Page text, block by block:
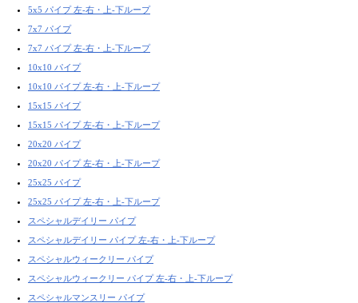
5x5 パイプ 左-右・上-下ループ
7x7 パイプ
7x7 パイプ 左-右・上-下ループ
10x10 パイプ
10x10 パイプ 左-右・上-下ループ
15x15 パイプ
15x15 パイプ 左-右・上-下ループ
20x20 パイプ
20x20 パイプ 左-右・上-下ループ
25x25 パイプ
25x25 パイプ 左-右・上-下ループ
スペシャルデイリー パイプ
スペシャルデイリー パイプ 左-右・上-下ループ
スペシャルウィークリー パイプ
スペシャルウィークリー パイプ 左-右・上-下ループ
スペシャルマンスリー パイプ